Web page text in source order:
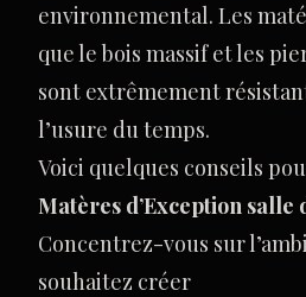
environnemental. Les
que le bois massif et les
sont extrêmement
l’usure du temps.
Voici quelques conseils
Matères d’Exception salle
Concentrez-vous sur
souhaitez créer